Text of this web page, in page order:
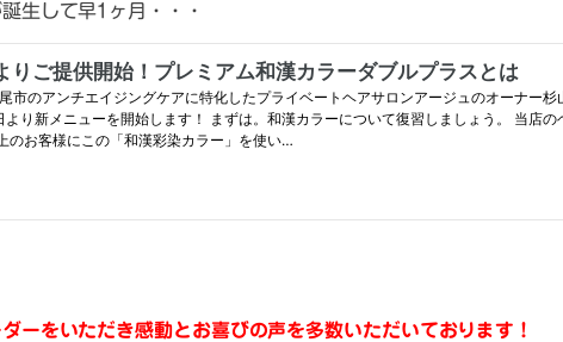
生して早1ヶ月・・・
ーをいただき感動とお喜びの声を多数いただいております！